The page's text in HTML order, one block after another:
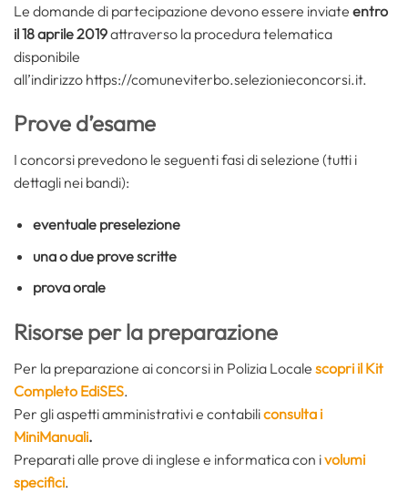
Le domande di partecipazione devono essere inviate entro
il 18 aprile 2019attraverso la procedura telematica
disponibile
all’indirizzo https://comuneviterbo.selezionieconcorsi.it.
Prove d’esame
I concorsi prevedono le seguenti fasi di selezione (tutti i
dettagli nei bandi):
eventuale preselezione
una o due prove scritte
prova orale
Risorse per la preparazione
Per la preparazione ai concorsi in Polizia Locale scopri il Kit
Completo EdiSES.
Per gli aspetti amministrativi e contabiliconsulta i
MiniManuali.
Preparati alle prove di inglese e informatica con ivolumi
specifici.